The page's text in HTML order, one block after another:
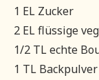
1 EL Zucker
2 EL flüssige
1/2 TL echte
1 TL Backpulver